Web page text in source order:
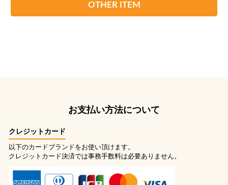
OTHER ITEM
お支払い方法について
クレジットカード
以下のカードブランドをお使い頂けます。
クレジットカード決済では事務手数料は必要ありません。